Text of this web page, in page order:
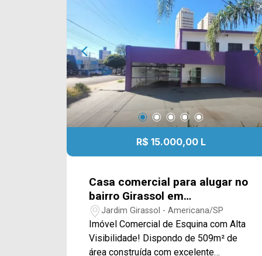
agende a sua visita!! WhatsApp e
Telefone: (19) 3475-4546 ARBIX
IMÓVEIS - Presente em cada mudança!
R$ 15.000,00 L
Casa comercial para alugar no
bairro Girassol em
Americana/SP
Jardim Girassol - Americana/SP
Imóvel Comercial de Esquina com Alta
Visibilidade! Dispondo de 509m² de
área construída com excelente